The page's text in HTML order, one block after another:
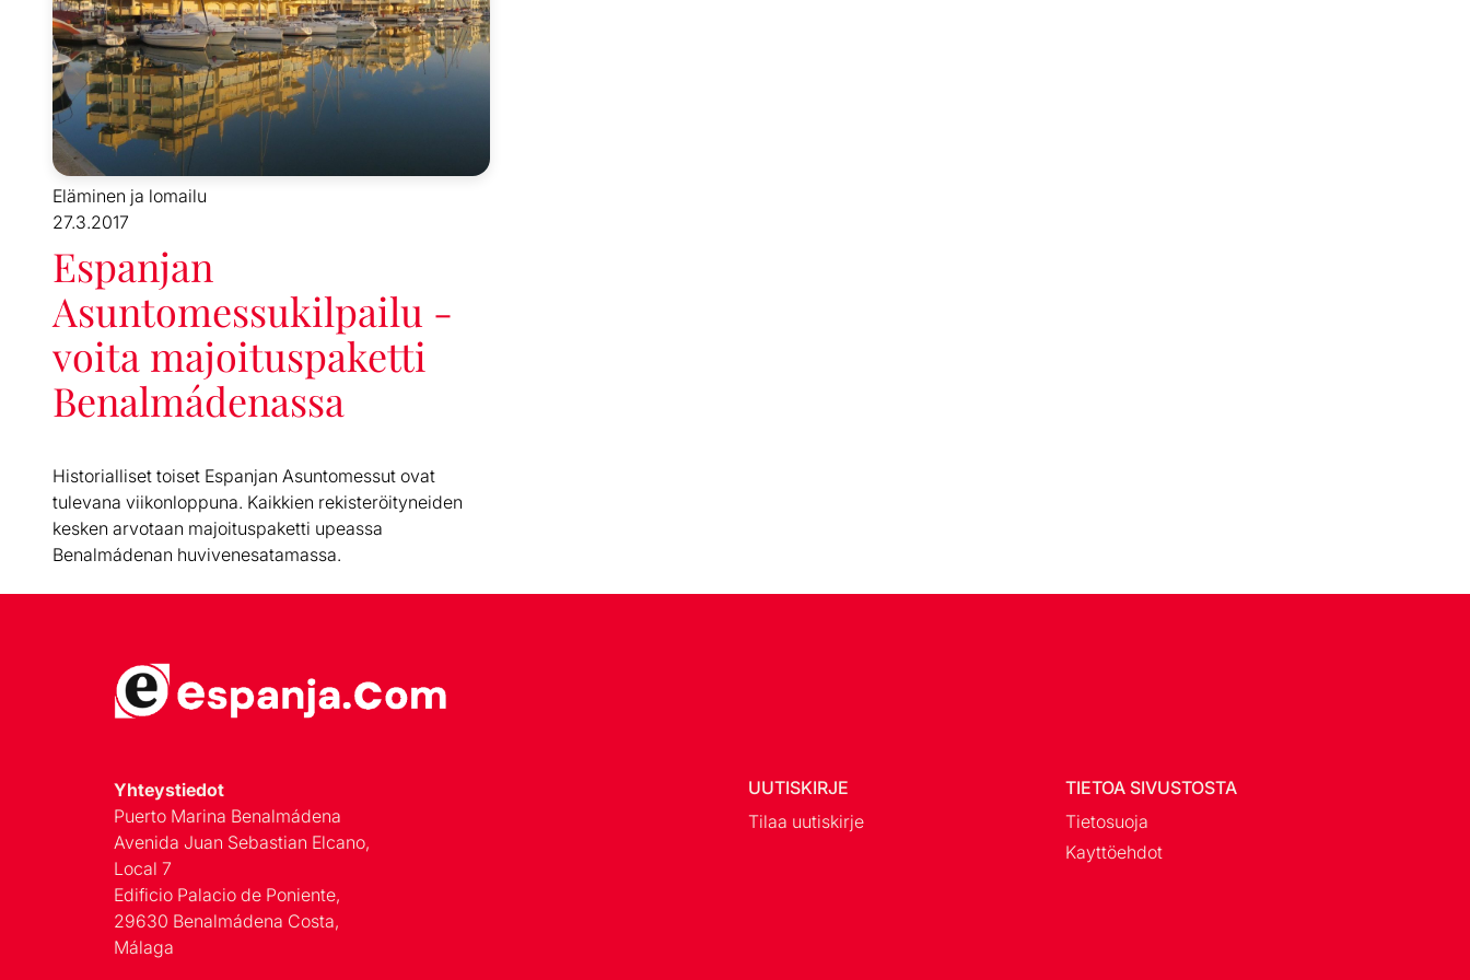
Eläminen ja lomailu
27.3.2017
Espanjan
Asuntomessukilpailu -
voita majoituspaketti
Benalmádenassa
Historialliset toiset Espanjan Asuntomessut ovat
tulevana viikonloppuna. Kaikkien rekisteröityneiden
kesken arvotaan majoituspaketti upeassa
Benalmádenan huvivenesatamassa.
Yhteystiedot
Puerto Marina Benalmádena
Avenida Juan Sebastian Elcano,
Local 7
Edificio Palacio de Poniente,
29630 Benalmádena Costa,
Málaga
UUTISKIRJE
Tilaa uutiskirje
TIETOA SIVUSTOSTA
Tietosuoja
Kayttöehdot